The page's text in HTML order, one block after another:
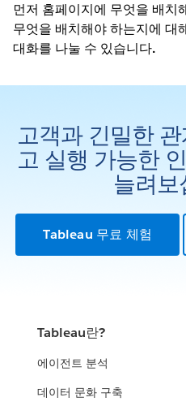
먼저 홈페이지에 무엇을 배치
무엇을 배치해야 하는지에 대
대화를 나눌 수 있습니다.
고객과 긴밀한
고 실행 가능한
늘려보
Tableau 무료 체험
Tableau란?
에이전트 분석
데이터 문화 구축